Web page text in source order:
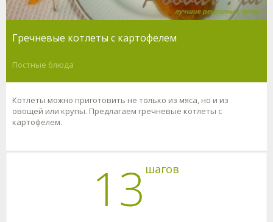
Гречневые котлеты с картофелем
Постные блюда
Котлеты можно приготовить не только из мяса, но и из
овощей или крупы. Предлагаем гречневые котлеты с
картофелем.
13 шагов